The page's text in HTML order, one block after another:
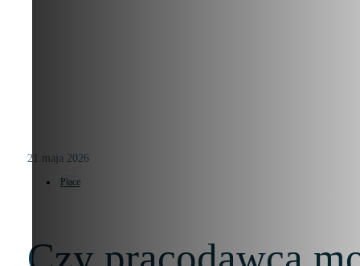
21 maja 2026
Płace